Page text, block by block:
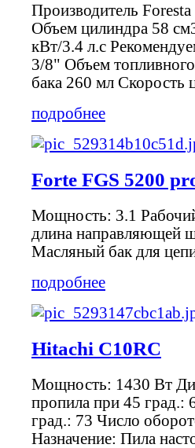
Производитель
Объем цилиндра 58
кВт/3.4 л.с
3/8" Объем
бака 260 мл Скорость
подробнее
Forte FGS 5200
Мощность: 3.1
длина направляющей
Масляный бак для
подробнее
Hitachi C10RС
Мощность: 1430 Вт
пропила при 45 град.:
град.: 73 Число
Назначение: Пила